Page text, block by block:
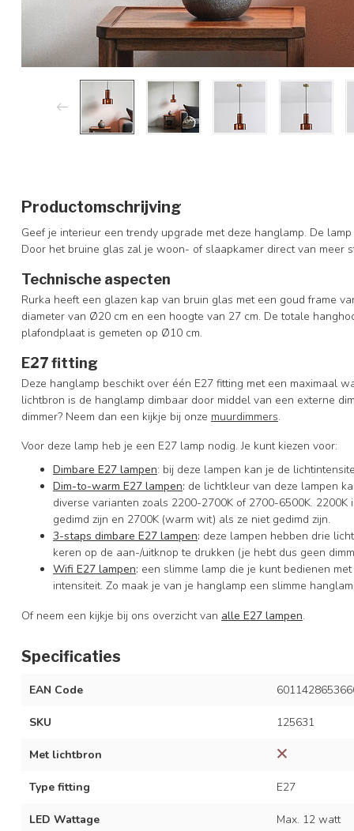
Productomschrijving
Geef je interieur een trendy upgrade met deze hanglamp. De
Door het bruine glas zal je woon- of slaapkamer direct van meer
Technische aspecten
Rurka heeft een glazen kap van bruin glas met een goud frame
diameter van Ø20 cm en een hoogte van 27 cm. De totale
plafondplaat is gemeten op Ø10 cm.
E27 fitting
Deze hanglamp beschikt over één E27 fitting met een maximaal
lichtbron is de hanglamp dimbaar door middel van een externe
dimmer? Neem dan een kijkje bij onze muurdimmers.
Voor deze lamp heb je een E27 lamp nodig. Je kunt kiezen voor:
Dimbare E27 lampen: bij deze lampen kan je de
Dim-to-warm E27 lampen: de lichtkleur van deze lampen
diverse varianten zoals 2200-2700K of 2700-6500K.
gedimd zijn en 2700K (warm wit) als ze niet gedimd zijn.
3-staps dimbare E27 lampen: deze lampen hebben drie
keren op de aan-/uitknop te drukken (je hebt dus geen
Wifi E27 lampen: een slimme lamp die je kunt bedienen
intensiteit. Zo maak je van je hanglamp een slimme
Of neem een kijkje bij ons overzicht van alle E27 lampen.
Specificaties
EAN Code
SKU 125631
Met lichtbron
Type fitting E27
LED Wattage Max. 12 watt